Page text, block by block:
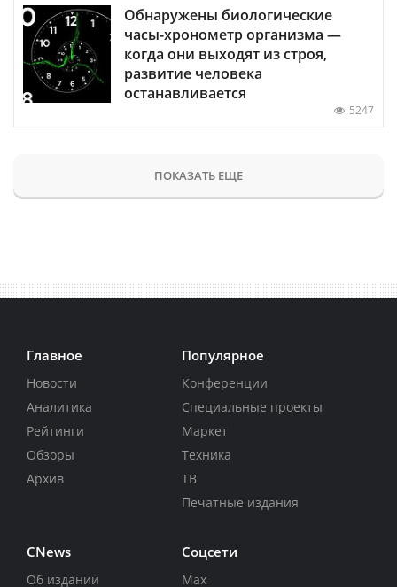
Обнаружены биологические
часы-хронометр организма —
когда они выходят из строя,
развитие человека
останавливается
5247
ПОКАЗАТЬ ЕЩЕ
Главное
Новости
Аналитика
Рейтинги
Обзоры
Архив
Популярное
Конференции
Специальные проекты
Маркет
Техника
ТВ
Печатные издания
CNews
Об издании
Соцсети
Max